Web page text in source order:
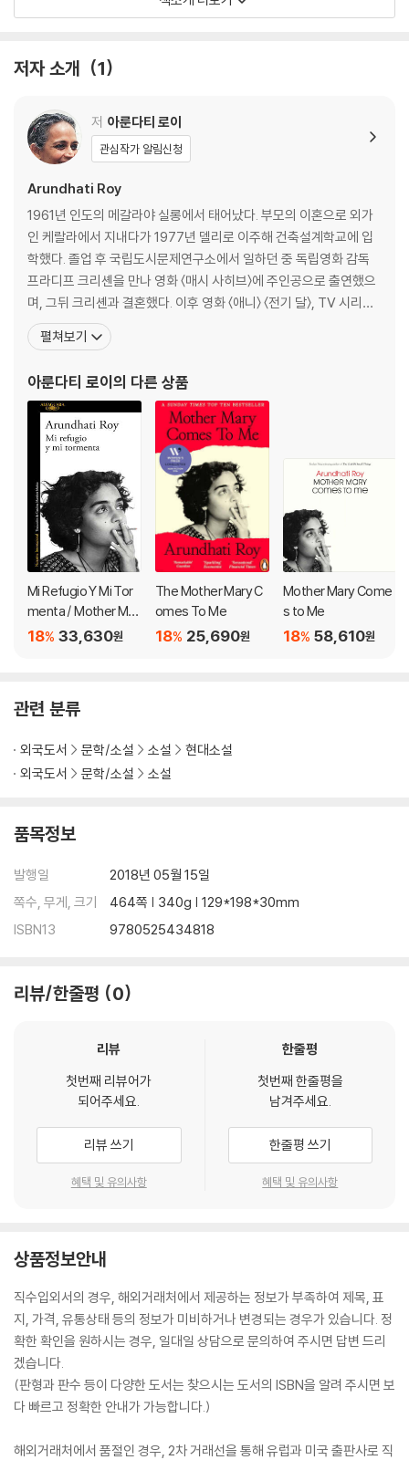
고국을 바라보는 눈길은 타자를 향한 대상화의 시선이 아니라 공감과 연민
그 시선은 매일같이 수많은 이들의 삶이 무참하게 저무는 황폐한 땅 위에
리는 곳까지 가닿는다.
아룬다티 로이는 『지복의 성자』를 10년 동안 집필했다. 이야기의 씨앗을
까지 재촉하지 않고 묵묵히 기다렸다. 그렇게 기나긴 숙고의 시간을 거쳐
섬세하고 생동감 넘치는 언어로 쌓아올린 이 작품 속에서는 모든 것이 살
아 있다. 인물과 동식물뿐 아니라 사물과 공간까지도. 중요한 것은 이러한
생동감이 단순한 문학적 기교가 아니라 작가가 추구하는 작품 세계의 본질
이라는 점이다. 로이가 지향하는 문학은 그저 눈으로 감상하는 평면적인
풍경이 아니라 독자들이 직접 거닐며 체험할 수 있는 삼차원적인 공간이
본모습을 거짓 없이 보여줄 수 있다고 말한다. 그러나 『지복의 성자』가 정
치적인 선언이라는 평가에 대해서는, “소설은 현실을 다루어야 하지만, 나
는 현실을 다루기 위해 이 소설을 쓴 것이 아니라, 그저 현실을 외면하지 않
았을 뿐”([보그] 인터뷰 중에서)이라 반박했다. 물론 이 작품은 인도가 영
국으로부터 분리독립한 이후 분쟁과 내전이 끊이지 않는 카슈미르의 현실
과, 2002년 구자라트에서 이슬람교도를 상대로 벌어진 학살 등 실제 사건
을 바탕으로 하고 있다. 그러나 그러한 역사적 사건들은 작품 외적인 맥락
때문이 아니라, 등장인물들이 처한 작품 내적인 현실로서 온전히 기능하기
에 설득력을 가진다. 그리고 그럴 때에야, 소설이 소설로서 완전할 때에야
문학은 현실에 균열을 일으킬 수 있다. 로이는 20년 전에 그랬던 것처럼,
오직 훌륭한 문학만이 낼 수 있는 목소리로 세상의 작은 존재들에게 진실
한 애도와 사랑과 혁명의 시를 바친다.
Longlisted for the Man Booker Prize
One of the Best Books of the Year: The Washington Post *
The Boston Globe * Minneapolis Star Tribune * NPR * News
nce Monitor
The Ministry of Utmost Happiness takes us on an intimate jour
ney across the Indian subcontinent--from the cramped neigh
borhoods of Old Delhi and the roads of the new city to the mo
untains and valleys of Kashmir and beyond, where war is peac
st of characters who have been broken by the world they live i
n and then rescued, patched together by acts of love--and b
저자 소개 1
저 아룬다티 로이
관심작가 알림신청
Arundhati Roy
1961년 인도의 메갈라야 실롱에서 태어났다. 부모의 이혼으로 외가
인 케랄라에서 지내다가 1977년 델리로 이주해 건축설계학교에 입
학했다. 졸업 후 국립도시문제연구소에서 일하던 중 독립영화 감독
프라디프 크리셴을 만나 영화 〈매시 사히브〉에 주인공으로 출연했으
며, 그뒤 크리셴과 결혼했다. 이후 영화 〈애니〉 〈전기 달〉, TV 시리즈
〈바르가드〉 등을 크리셴과 작업하고 영화 비평 「인도의 대단한 강간
팔이」를 발표하는 등 영화인으로서 이력을 쌓아가던 로이는, 상업적
학으로 방향을 튼다. 1992년부터 집필에 몰두해 19
펼쳐보기
아룬다티 로이 의 다른 상품
Mi Refugio Y Mi Tor
menta / Mother Mar
y Comes to Me
33,630원
18%
The Mother Mary C
omes To Me
25,690원
18%
Mother Mary Come
s to Me
58,610원
18%
관련 분류
외국도서 문학/소설 소설
현대소설
외국도서
문학/소설 소설
품목정보
발행일
2018년 05월 15일
쪽수, 무게, 크기
464쪽 | 340g | 129*198*30mm
ISBN13
9780525434818
리뷰/한줄평 0
리뷰
첫번째 리뷰어가
되어주세요.
리뷰 쓰기
혜택 및 유의사항
한줄평
첫번째 한줄평을
남겨주세요.
한줄평 쓰기
혜택 및 유의사항
상품정보안내
직수입외서의 경우, 해외거래처에서 제공하는 정보가 부족하여 제목, 표
지, 가격, 유통상태 등의 정보가 미비하거나 변경되는 경우가 있습니다. 정
확한 확인을 원하시는 경우, 일대일 상담으로 문의하여 주시면 답변 드리
겠습니다.
(판형과 판수 등이 다양한 도서는 찾으시는 도서의 ISBN을 알려 주시면 보
다 빠르고 정확한 안내가 가능합니다.)
해외거래처에서 품절인 경우, 2차 거래선을 통해 유럽과 미국 출판사로 직